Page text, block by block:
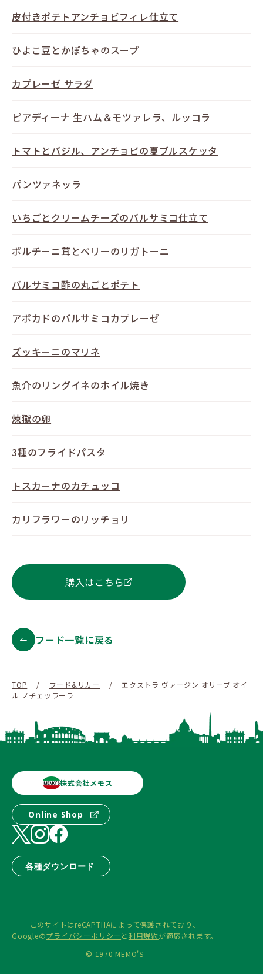
皮付きポテトアンチョビフィレ仕立て
ひよこ豆とかぼちゃのスープ
カプレーゼ サラダ
ピアディーナ 生ハム＆モツァレラ、ルッコラ
トマトとバジル、アンチョビの夏ブルスケッタ
パンツァネッラ
いちごとクリームチーズのバルサミコ仕立て
ポルチーニ茸とベリーのリガトーニ
バルサミコ酢の丸ごとポテト
アボカドのバルサミコカプレーゼ
ズッキーニのマリネ
魚介のリングイネのホイル焼き
煉獄の卵
3種のフライドパスタ
トスカーナのカチュッコ
カリフラワーのリッチョリ
購入はこちら
フード一覧に戻る
TOP / フード&リカー /
エクストラ ヴァージン オリーブ オイ
ル ノチェッラーラ
株式会社メモス
Online Shop
各種ダウンロード
このサイトはreCAPTHAによって保護されており、
Googleのプライバシーポリシー と利用規約が適応されます。
© 1970 MEMO'S